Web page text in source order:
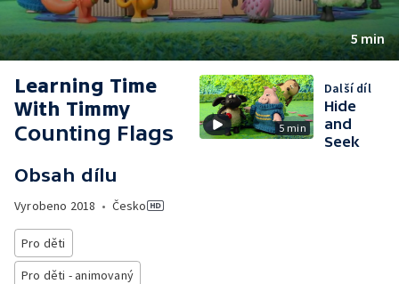
5 min
Learning Time
With Timmy
Counting Flags
Obsah dílu
Vyrobeno 2018 • Česko
Pro děti
Pro děti - animovaný
5 min
Další díl
Hide
and
Seek